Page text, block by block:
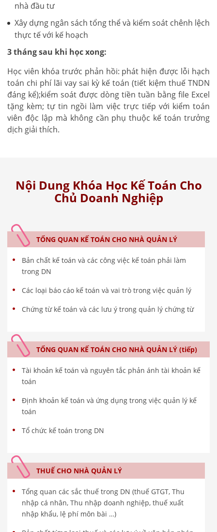
nhà đầu tư
Xây dựng ngân sách tổng thể và kiểm soát chênh lệch
thực tế với kế hoạch
3 tháng sau khi học xong:
Học viên khóa trước phản hồi: phát hiện được lỗi hạch
toán chi phí lãi vay sai kỳ kế toán (tiết kiệm thuế TNDN
đáng kể);kiểm soát được dòng tiền tuần bằng file Excel
tặng kèm; tự tin ngồi làm việc trực tiếp với kiểm toán
viên độc lập mà không cần phụ thuộc kế toán trưởng
dịch giải thích.
Nội Dung Khóa Học Kế Toán Cho
Chủ Doanh Nghiệp
TỔNG QUAN KẾ TOÁN CHO NHÀ QUẢN LÝ
Bản chất kế toán và các công việc kế toán phải làm
trong DN
Các loại báo cáo kế toán và vai trò trong việc quản lý
Chứng từ kế toán và các lưu ý trong quản lý chứng từ
TỔNG QUAN KẾ TOÁN CHO NHÀ QUẢN LÝ (tiếp)
Tài khoản kế toán và nguyên tắc phản ánh tài khoản kế
toán
Định khoản kế toán và ứng dụng trong việc quản lý kế
toán
Tổ chức kế toán trong DN
THUẾ CHO NHÀ QUẢN LÝ
Tổng quan các sắc thuế trong DN (thuế GTGT, Thu
nhập cá nhân, Thu nhập doanh nghiệp, thuế xuất
nhập khẩu, lệ phí môn bài …)